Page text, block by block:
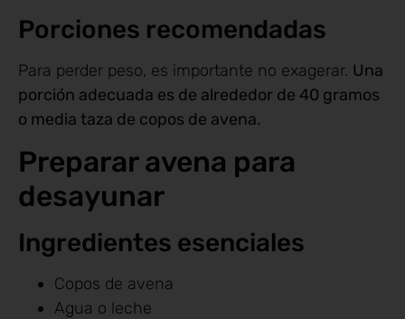
Porciones recomendadas
Para perder peso, es importante no exagerar. Una
porción adecuada es de alrededor de 40 gramos
o media taza de copos de avena.
Preparar avena para
desayunar
Ingredientes esenciales
Copos de avena
Agua o leche